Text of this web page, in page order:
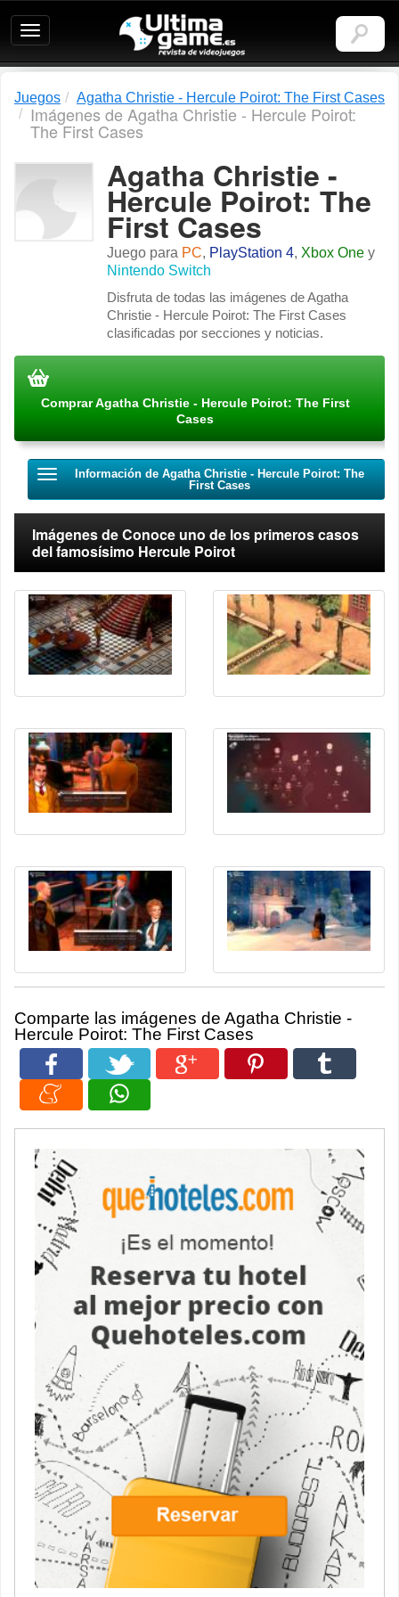
Ultimagame:
Revista
de
Juegos Agatha Christie - Hercule Poirot: The First Cases
Imágenes de Agatha Christie - Hercule Poirot:
The First Cases
Agatha Christie -
Hercule Poirot: The
First Cases
Juego para PC, PlayStation 4, Xbox One y
Nintendo Switch
Disfruta de todas las imágenes de Agatha
Christie - Hercule Poirot: The First Cases
clasificadas por secciones y noticias.
Comprar Agatha Christie - Hercule Poirot: The First
Cases
Información de Agatha Christie - Hercule Poirot: The
First Cases
Imágenes de Conoce uno de los primeros casos
del famosísimo Hercule Poirot
Comparte las imágenes de Agatha Christie -
Hercule Poirot: The First Cases